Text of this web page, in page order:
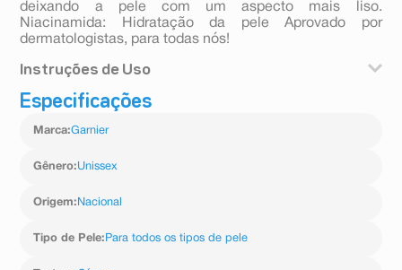
deixando a pele com um aspecto mais liso.
Niacinamida: Hidratação da pele Aprovado por
dermatologistas, para todas nós!
Instruções de Uso
Aplique de manhã e noite, depois de limpar o rosto e
para cobrir uniformemente rosto e pescoço. Evite o
olhos, lavar em abundância com água corrente.
Especificações
Marca:Garnier
Gênero:Unissex
Origem: Nacional
Tipo de Pele: Para todos os tipos de pele